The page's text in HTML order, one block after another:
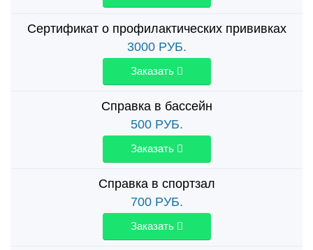
Сертификат о профилактических прививках
3000РУБ.
Заказать
Справка в бассейн
500РУБ.
Заказать
Справка в спортзал
700РУБ.
Заказать